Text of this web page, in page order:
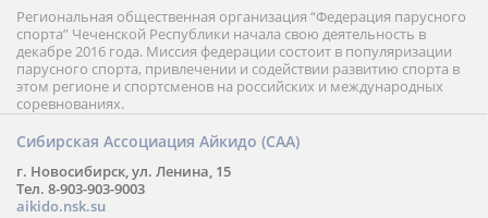
Региональная общественная организация “Федерация парусного
спорта” Чеченской Республики начала свою деятельность в
декабре 2016 года. Миссия федерации состоит в популяризации
парусного спорта, привлечении и содействии развитию спорта в
этом регионе и спортсменов на российских и международных
соревнованиях.
Сибирская Ассоциация Айкидо (САА)
г. Новосибирск, ул. Ленина, 15
Тел. 8-903-903-9003
aikido.nsk.su